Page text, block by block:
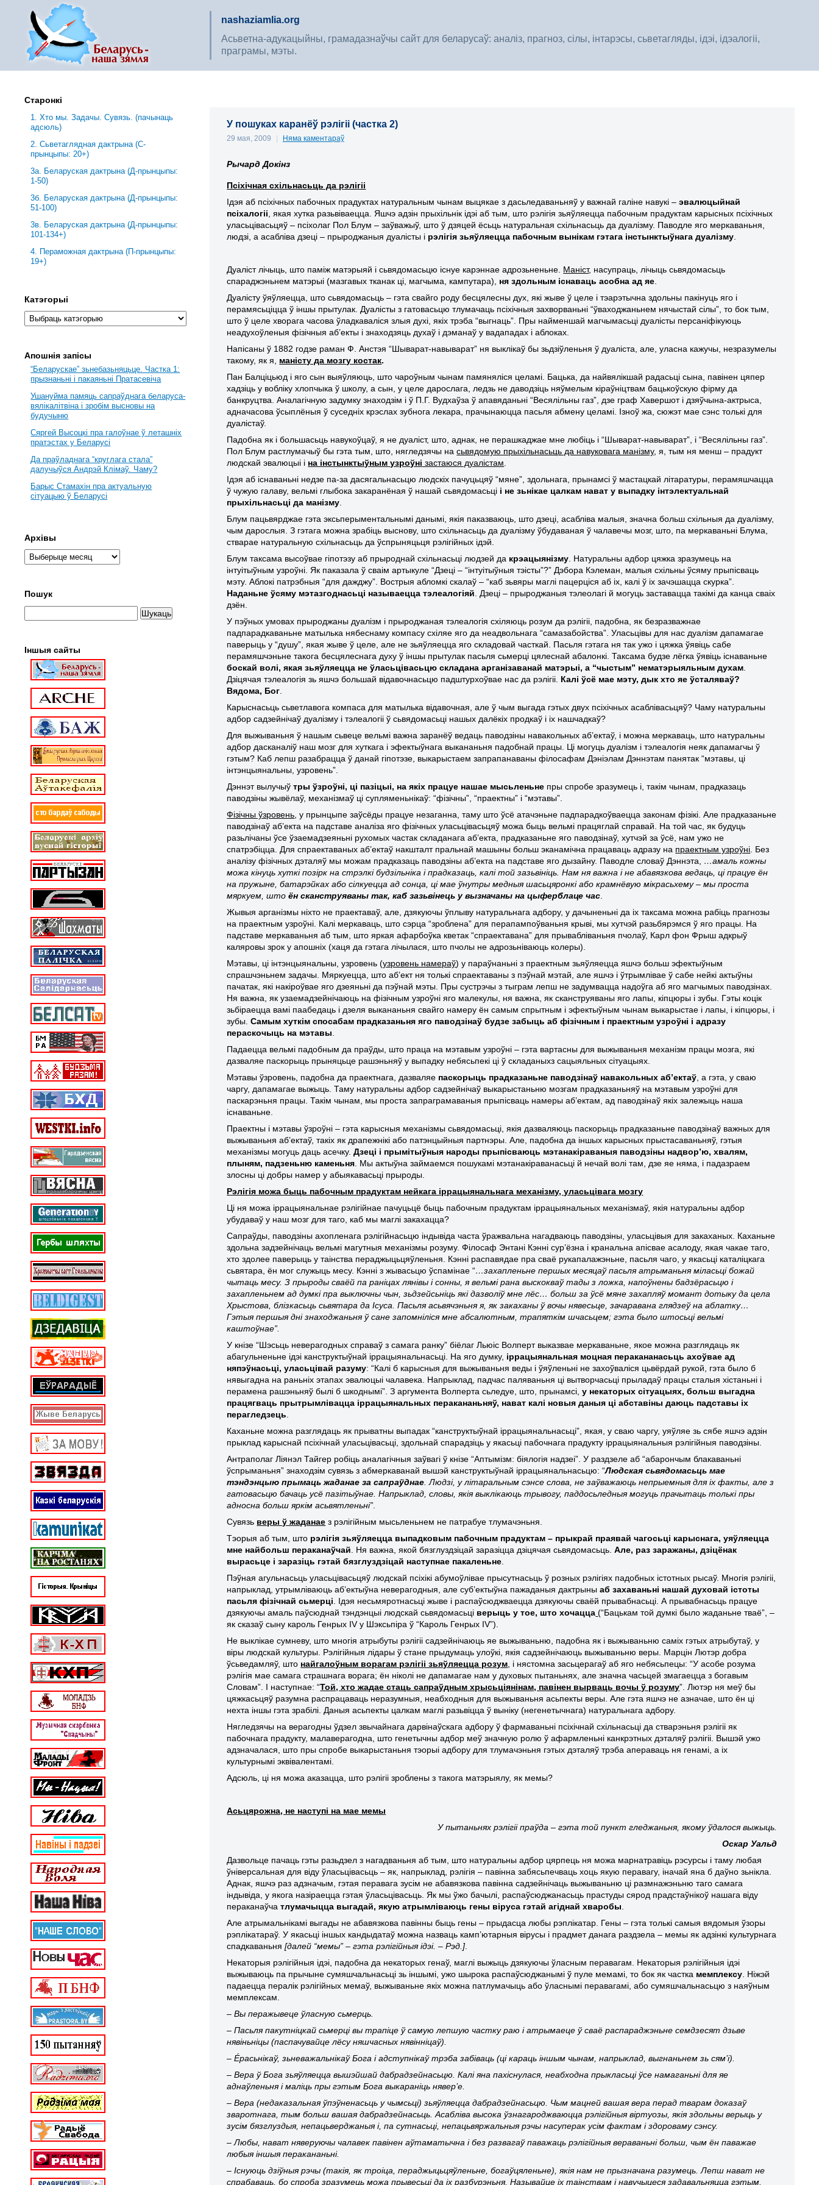
nashaziamlia.org
Асьветна-адукацыйны, грамадазнаўчы сайт для беларусаў: аналіз, прагноз, сілы, інтарэсы, сьветагляды, ідэі, ідэалогіі,
праграмы, мэты.
У пошуках каранёў рэлігіі (частка 2)
29 мая, 2009 | Няма каментараў
Рычард Докінз
Псіхічная схільнасьць да рэлігіі
Ідэя аб псіхічных пабочных прадуктах натуральным чынам выцякае з дасьледаваньняў у важнай галіне навукі –эвалюцыйнай
псіхалогіі , якая хутка разьвіваецца. Яшчэ адзін прыхільнік ідэі аб тым, што рэлігія зьяўляецца пабочным прадуктaм карысных псіхічных
уласьцівасьцяў – псіхолаг Пол Блум – заўважыў, што ў дзяцей ёсьць натуральная схільнасьць да дуалізму. Паводле яго меркаваньня,
людзі, а асабліва дзеці – прыроджаныя дуалісты і рэлігія зьяўляецца пабочным вынікам гэтага інстынктыўнага дуалізму
Дуаліст лічыць, што паміж матэрыяй і сьвядомасьцю існуе карэннае адрозьненьне. Маніст, насупраць, лічыць сьвядомасьць
спараджэньнем матэрыі (мазгавых тканак ці, магчыма, кампутара), ня здольным існаваць асобна ад яе
Дуалісту ўяўляецца, што сьвядомасьць – гэта свайго роду бесцялесны дух, які жыве ў целе і тэарэтычна здольны пакінуць яго і
перамясьціцца ў іншы прытулак. Дуалісты з гатовасьцю тлумачаць псіхічныя захворваньні “ўваходжаньнем нячыстай сілы”, то бок тым,
што ў целе хворага часова ўладкаваліся злыя духі, якіх трэба “выгнаць”. Пры найменшай магчымасьці дуалісты персаніфікуюць
неадухоўленыя фізічныя аб’екты і знаходзяць духаў і дэманаў у вадападах і аблоках.
Напісаны ў 1882 годзе раман Ф. Анстэя “Шыварат-навыварат” ня выклікаў бы зьдзіўленьня ў дуаліста, але, уласна кажучы, незразумелы
такому, як я, маністу да мозгу костак.
Пан Балціцьюд і яго сын выяўляюць, што чароўным чынам памяняліся целамі. Бацька, да найвялікшай радасьці сына, павінен цяпер
хадзіць у вобліку хлопчыка ў школу, а сын, у целе дарослага, ледзь не даводзіць няўмелым кіраўніцтвам бацькоўскую фірму да
банкруцтва. Аналагічную задумку знаходзім і ў П.Г. Вудхаўза ў апавяданьні “Весялільны газ”, дзе граф Хавершот і дзяўчына-актрыса,
адначасова ўсыплёныя ў суседніх крэслах зубнога лекара, прачынаюцца пасьля абмену целамі. Ізноў жа, сюжэт мае сэнс толькі для
дуалістаў.
Падобна як і большасьць навукоўцаў, я не дуаліст, што, аднак, не перашкаджае мне любіць і “Шыварат-навыварат”, і “Весялільны газ”.
Пол Блум растлумачыў бы гэта тым, што, нягледзячы насьвядомую прыхільнасьць да навуковага манізму, я, тым ня менш – прадукт
людскай эвалюцыі і на інстынктыўным узроўні застаюся дуалістам
Ідэя аб існаваньні недзе па-за дасягальнасьцю людскіх пачуцьцяў “мяне”, здольнага, прынамсі ў мастацкай літаратуры, перамяшчацца
ў чужую галаву, вельмі глыбока закаранёная ў нашай сьвядомасьці і не зьнікае цалкам нават у выпадку інтэлектуальнай
прыхільнасьці да манізму
Блум пацьвярджае гэта эксьперыментальнымі данымі, якія паказваюць, што дзеці, асабліва малыя, значна больш схільныя да дуалізму,
чым дарослыя. З гэтага можна зрабіць выснову, што схільнасьць да дуалізму ўбудаваная ў чалавечы мозг, што, па меркаваньні Блума,
стварае натуральную схільнасьць да ўспрыняцьця рэлігійных ідэй.
Блум таксама высоўвае гіпотэзу аб прыроднай схільнасьці людзей да крэацыянізму . Натуральны адбор цяжка зразумець на
інтуітыўным узроўні. Як паказала ў сваім артыкуле “Дзеці – “інтуітыўныя тэісты”?” Дэбора Кэлеман, малыя схільны ўсяму прыпісваць
мэту. Аблокі патрэбныя “для дажджу”. Вострыя абломкі скалаў – “каб зьвяры маглі пацерціся аб іх, калі ў іх зачэшацца скурка”.
Наданьне ўсяму мэтазгоднасьці называецца тэлеалогіяй . Дзеці – прыроджаныя тэлеолагі й могуць заставацца такімі да канца сваіх
дзён.
У пэўных умовах прыроджаны дуалізм і прыроджаная тэлеалогія схіляюць розум да рэлігіі, падобна, як безразважнае
падпарадкаваньне матылька нябеснаму компасу схіляе яго да неадвольнага “самазабойства”. Уласьцівы для нас дуалізм дапамагае
паверыць у “душу”, якая жыве ў целе, але не зьяўляецца яго складовай часткай. Пасьля гэтага ня так ужо і цяжка ўявіць сабе
перамяшчэньне такога бесцялеснага духу ў іншы прытулак пасьля сьмерці цялеснай абалонкі. Таксама будзе лёгка ўявіць існаваньне
боскай волі, якая зьяўляецца не ўласьцівасьцю складана арганізаванай матэрыі, а “чыстым” нематэрыяльным духам
Дзіцячая тэлеалогія зь яшчэ большай відавочнасьцю падштурхоўвае нас да рэлігіі. Калі ўсё мае мэту, дык хто яе ўсталяваў?
Вядома, Бог
Карыснасьць сьветлавога компаса для матылька відавочная, але ў чым выгада гэтых двух псіхічных асаблівасьцяў? Чаму натуральны
адбор садзейнічаў дуалізму і тэлеалогіі ў сьвядомасьці нашых далёкіх продкаў і іх нашчадкаў?
Для выжываньня ў нашым сьвеце вельмі важна заранёў ведаць паводзіны навакольных аб’ектаў, і можна меркаваць, што натуральны
адбор дасканаліў наш мозг для хуткага і эфектыўнага выкананьня падобнай працы. Ці могуць дуалізм і тэлеалогія неяк дапамагчы ў
гэтым? Каб лепш разабрацца ў данай гіпотэзе, выкарыстаем запрапанаваны філосафам Дэніэлам Дэннэтам панятак “мэтавы, ці
інтэнцыянальны, узровень”.
Дэннэт вылучыўтры ўзроўні, ці пазіцыі, на якіх працуе нашае мысьленьне пры спробе зразумець і, такім чынам, прадказаць
паводзіны жывёлаў, механізмаў ці супляменьнікаў: “фізічны”, “праектны” і “мэтавы”.
Фізічны ўзровень , у прынцыпе заўсёды працуе незаганна, таму што ўсё атачэньне падпарадкоўваецца законам фізікі. Але прадказаньне
паводзінаў аб’екта на падставе аналіза яго фізічных уласьцівасьцяў можа быць вельмі працяглай справай. На той час, як будуць
разьлічаны ўсе ўзаемадзеяньні рухомых частак складанага аб’екта, прадказаньне яго паводзінаў, хутчэй за ўсё, нам ужо не
спатрэбіцца. Для спраектаваных аб’ектаў накшталт пральнай машыны больш эканамічна працаваць адразу на праектным узроўні . Без
аналізу фізічных дэталяў мы можам прадказаць паводзіны аб’екта на падставе яго дызайну. Паводле словаў Дэннэта, …амаль кожны
можа кінуць хуткі позірк на стрэлкі будзільніка і прадказаць, калі той зазьвініць. Нам ня важна і не абавязкова ведаць, ці працуе ён
на пружыне, батарэйках або сілкуецца ад сонца, ці мае ўнутры медныя шасьцяронкі або крамнёвую мікрасьхему – мы проста
мяркуем, штоён сканструяваны так, каб зазьвінець у вызначаны на цыферблаце час
Жывыя арганізмы ніхто не праектаваў, але, дзякуючы ўплыву натуральнага адбору, у дачыненьні да іх таксама можна рабіць прагнозы
на праектным узроўні. Калі меркаваць, што сэрца “зроблена” для перапампоўваньня крыві, мы хутчэй разьбярэмся ў яго працы. На
падставе меркаваньня аб тым, што яркая афарбоўка кветак “спраектавана” для прывабліваньня пчолаў, Карл фон Фрыш адкрыў
каляровы зрок у апошніх (хаця да гэтага лічылася, што пчолы не адрозьніваюць колеры).
Мэтавы, ці інтэнцыянальны, узровень (узровень намераў) у параўнаньні з праектным зьяўляецца яшчэ больш эфектыўным
спрашчэньнем задачы. Мяркуецца, што аб’ект ня толькі спраектаваны з пэўнай мэтай, але яшчэ і ўтрымлівае ў сабе нейкі актыўны
пачатак, які накіроўвае яго дзеяньні да пэўнай мэты. Пры сустрэчы з тыграм лепш не задумвацца надоўга аб яго магчымых паводзінах.
Ня важна, як узаемадзейнічаюць на фізічным узроўні яго малекулы, ня важна, як сканструяваны яго лапы, кіпцюры і зубы. Гэты коцік
зьбіраецца вамі паабедаць і дзеля выкананьня свайго намеру ён самым спрытным і эфектыўным чынам выкарыстае і лапы, і кіпцюры, і
зубы.Самым хуткім спосабам прадказаньня яго паводзінаў будзе забыць аб фізічным і праектным узроўні і адразу
пераскочыць на мэтавы
Падаецца вельмі падобным да праўды, што праца на мэтавым узроўні – гэта вартасны для выжываньня механізм працы мозга, які
дазваляе паскорыць прыняцьце рашэньняў у выпадку небясьпекі ці ў складаныхз сацыяльных сітуацыях.
Мэтавы ўзровень, падобна да праектнага, дазваляе паскорыць прадказаньне паводзінаў навакольных аб’ектаў , а гэта, у сваю
чаргу, дапамагае выжыць. Таму натуральны адбор садзейнічаў выкарыстаньню мозгам прадказаньняў на мэтавым узроўні для
паскарэньня працы. Такім чынам, мы проста запраграмаваныя прыпісваць намеры аб’ектам, ад паводзінаў якіх залежыць наша
існаваньне.
Праектны і мэтавы ўзроўні – гэта карысныя механізмы сьвядомасьці, якія дазваляюць паскорыць прадказаньне паводзінаў важных для
выжываньня аб’ектаў, такіх як драпежнікі або патэнцыйныя партнэры. Але, падобна да іншых карысных прыстасаваньняў, гэтыя
механізмы могуць даць асечку.Дзеці і прымітыўныя народы прыпісваюць мэтанакіраваныя паводзіны надвор’ю, хвалям,
плыням, падзеньню каменьня . Мы актыўна займаемся пошукамі мэтанакіраванасьці й нечай волі там, дзе яе няма, і падазраем
злосны ці добры намер у абыякавасьці прыроды.
Рэлігія можа быць пабочным прадуктам нейкага іррацыянальнага механізму, уласьцівага мозгу
Ці ня можа іррацыянальнае рэлігійнае пачуцьцё быць пабочным прадуктам іррацыянальных механізмаў, якія натуральны адбор
убудаваў у наш мозг для таго, каб мы маглі закахацца?
Сапраўды, паводзіны ахопленага рэлігійнасьцю індывіда часта ўражвальна нагадваюць паводзіны, уласьцівыя для закаханых. Каханьне
здольна задзейнічаць вельмі магутныя механізмы розуму. Філосаф Энтані Кэнні сур’ёзна і кранальна апісвае асалоду, якая чакае таго,
хто здолее паверыць у таінства пераджыцьцяўленьня. Кэнні распавядае пра сваё рукапалажэньне, пасьля чаго, у якасьці каталіцкага
сьвятара, ён мог служыць месу. Кэнні з жывасьцю ўспамінае “…захапленьне першых месяцаў пасьля атрыманьня міласьці божай
чытаць месу. З прыроды сваёй па раніцах лянівы і сонны, я вельмі рана выскокваў тады з ложка, напоўнены бадзёрасьцю і
захапленьнем ад думкі пра выключны чын, зьдзейсьніць які дазволіў мне лёс… больш за ўсё мяне захапляў момант дотыку да цела
Хрыстова, блізкасьць сьвятара да Ісуса. Пасьля асьвячэньня я, як закаханы ў вочы нявесьце, зачаравана глядзеў на аблатку…
Гэтыя першыя дні знаходжаньня ў сане запомніліся мне абсалютным, трапяткім шчасьцем; гэта было штосьці вельмі
каштоўнае”.
У кнізе “Шэсьць неверагодных справаў з самага ранку” біёлаг Льюіс Волперт выказвае меркаваньне, якое можна разглядаць як
абагульненьне ідэі канструктыўнай іррацыянальнасьці. На яго думку, іррацыянальная моцная перакананасьць ахоўвае ад
няпэўнасьці, уласьцівай разуму: “Калі б карысныя для выжываньня веды і ўяўленьні не захоўваліся цьвёрдай рукой, гэта было б
нявыгадна на раньніх этапах эвалюцыі чалавека. Напрыклад, падчас паляваньня ці вытворчасьці прыладаў працы сталыя хістаньні і
перамена рашэньняў былі б шкоднымі”. З аргумента Волперта сьледуе, што, прынамсі,у некаторых сітуацыях, больш выгадна
працягваць прытрымлівацца іррацыянальных перакананьняў, нават калі новыя даныя ці абставіны даюць падставы іх
перагледзець
Каханьне можна разглядаць як прыватны выпадак “канструктыўнай іррацыянальнасьці”, якая, у сваю чаргу, уяўляе зь сябе яшчэ адзін
прыклад карыснай псіхічнай уласьцівасьці, здольнай спарадзіць у якасьці пабочнага прадукту іррацыянальныя рэлігійныя паводзіны.
Антраполаг Ліянэл Тайгер робіць аналагічныя заўвагі ў кнізе “Аптымізм: біялогія надзеі”. У раздзеле аб “абарончым блакаваньні
ўспрыманьня” знаходзім сувязь з абмеркаванай вышэй канструктыўнай іррацыянальнасьцю: “Людская сьвядомасьць мае
тэндэнцыю прымаць жаданае за сапраўднае . Людзі, у літаральным сэнсе слова, не заўважаюць непрыемныя для іх факты, але з
гатовасьцю бачаць усё пазітыўнае. Напрыклад, словы, якія выклікаюць трывогу, паддосьледныя могуць прачытаць толькі пры
адносна больш яркім асьвятленьні”
Сувязь веры ў жаданае з рэлігійным мысьленьнем не патрабуе тлумачэньня.
Тэорыя аб тым, што рэлігія зьяўляецца выпадковым пабочным прадуктам – прыкрай праявай чагосьці карыснага, уяўляецца
мне найбольш пераканаўчай . Ня важна, якой бязглуздзіцай заразіцца дзіцячая сьвядомасьць.Але, раз заражаны, дзіцёнак
вырасьце і заразіць гэтай бязглуздзіцай наступнае пакаленьне
Пэўная агульнасьць уласьцівасьцяў людскай псіхікі абумоўлівае прысутнасьць ў розных рэлігіях падобных істотных рысаў. Многія рэлігіі,
напрыклад, утрымліваюць аб’ектыўна неверагодныя, але суб’ектыўна пажаданыя дактрыныаб захаваньні нашай духовай істоты
пасьля фізічнай сьмерці . Ідэя несьмяротнасьці жыве і распаўсюджваецца дзякуючы сваёй прывабнасьці. А прывабнасьць працуе
дзякуючы амаль паўсюднай тэндэнцыі людскай сьвядомасьці верыць у тое, што хочацца (“Бацькам той думкі было жаданьне тваё”, –
як сказаў сыну кароль Генрых IVу Шэксьпіра ў “Кароль Генрых IV”).
Не выклікае сумневу, што многія атрыбуты рэлігіі садзейнічаюць яе выжываньню, падобна як і выжываньню саміх гэтых атрыбутаў, у
віры людскай культуры. Рэлігійныя лідары ў стане прыдумаць улоўкі, якія садзейнічаюць выжываньню веры. Марцін Лютэр добра
ўсьведамляў, што найгалоўным ворагам рэлігіі зьяўляецца розум , і нястомна засьцерагаў аб яго небясьпецы: “У асобе розума
рэлігія мае самага страшнага ворага; ён ніколі не дапамагае нам у духовых пытаньнях, але значна часьцей змагаецца з богавым
Словам”. І наступнае: “Той, хто жадае стаць сапраўдным хрысьціянінам, павінен вырваць вочы ў розуму”. Лютэр ня меў бы
цяжкасьцяў разумна распрацаваць неразумныя, неабходныя для выжываньня асьпекты веры. Але гэта яшчэ не азначае, што ён ці
нехта іншы гэта зрабілі. Даныя асьпекты цалкам маглі разьвіцца ў выніку (негенетычнага) натуральнага адбору.
Нягледзячы на верагодны ўдзел звычайнага дарвінаўскага адбору ў фармаваньні псіхічнай схільнасьці да стварэньня рэлігіі як
пабочнага прадукту, малаверагодна, што генетычны адбор меў значную ролю ў афармленьні канкрэтных дэталяў рэлігіі. Вышэй ужо
адзначалася, што пры спробе выкарыстаньня тэорыі адбору для тлумачэньня гэтых дэталяў трэба апераваць ня генамі, а іх
культурнымі эквівалентамі.
Адсюль, ці ня можа аказацца, што рэлігіі зроблены з такога матэрыялу, як мемы?
Асьцярожна, не наступі на мае мемы
У пытаньнях рэлігіі праўда – гэта той пункт гледжаньня, якому ўдалося выжыць.
Оскар Уальд
Дазвольце пачаць гэты разьдзел з нагадваньня аб тым, што натуральны адбор цярпець ня можа марнатравіць рэсурсы і таму любая
ўніверсальная для віду ўласьцівасьць – як, напрыклад, рэлігія – павінна забясьпечваць хоць якую перавагу, іначай яна б даўно зьнікла.
Аднак, яшчэ раз адзначым, гэтая перавага зусім не абавязкова павінна садзейнічаць выжываньню ці размнажэньню таго самага
індывіда, у якога назіраецца гэтая ўласьцівасьць. Як мы ўжо бачылі, распаўсюджанасьць прастуды сярод прадстаўнікоў нашага віду
пераканаўчатлумачыцца выгадай, якую атрымліваюць гены віруса гэтай агіднай хваробы
Але атрымальнікамі выгады не абавязкова павінны быць гены – прыдасца любы рэплікатар. Гены – гэта толькі самыя вядомыя ўзоры
рэплікатараў. У якасьці іншых кандыдатаў можна назваць камп’ютарныя вірусы і прадмет данага раздзела – мемы як адзінкі культурнага
спадкаваньня[далей “мемы” – гэта рэлігійныя ідэі. – Рэд.]
Некаторыя рэлігійныя ідэі, падобна да некаторых генаў, маглі выжыць дзякуючы ўласным перавагам. Некаторыя рэлігійныя ідэі
выжываюць па прычыне сумяшчальнасьці зь іншымі, ужо шырока распаўсюджанымі ў пуле мемамі, то бок як частка мемплексу . Ніжэй
падаецца пералік рэлігійных мемаў, выжываньне якіх можна патлумачыць або ўласнымі перавагамі, або сумяшчальнасьцю з наяўным
мемплексам.
– Вы перажывеце ўласную сьмерць.
– Пасьля пакутніцкай сьмерці вы трапіце ў самую лепшую частку раю і атрымаеце ў сваё распараджэньне семдзесят дзьве
нявіньніцы (паспачувайце лёсу няшчасных нявінніцаў).
– Е́расьнікаў, зьневажальнікаў Бога і адступнікаў трэба забіваць (ці караць іншым чынам, напрыклад, выгнаньнем зь сям’і).
– Вера ў Бога зьяўляецца вышэйшай дабрадзейнасьцю. Калі яна пахіснулася, неабходна прыкласьці ўсе намаганьні для яе
аднаўленьня і маліць пры гэтым Бога выкараніць нявер’е.
– Вера (недаказальная ўпэўненасьць у чымсьці) зьяўляецца дабрадзейнасьцю. Чым мацней вашая вера перад тварам доказаў
зваротнага, тым больш вашая дабрадзейнасьць. Асабліва высока ўзнагароджваюцца рэлігійныя віртуозы, якія здольны верыць у
зусім бязглуздыя, непацьверджаныя і, па сутнасьці, непацьвяржальныя рэчы насуперак усім фактам і здороваму сэнсу.
– Любы, нават няверуючы чалавек павінен аўтаматычна і без развагаў паважаць рэлігійныя вераваньні больш, чым ён паважае
любыя іншыя перакананьні.
– Існуюць дзіўныя рэчы (такія, як троіца, пераджыцьцяўленьне, богаўцяленьне), якія нам не прызначана разумець. Лепш нават не
спрабаваць, бо спроба зразумець можа прывесьці да іх разбурэньня. Называйце іх таінствам і навучыцеся задавальняцца гэтым.
Старонкі
1. Хто мы. Задачы. Сувязь. (пачынаць
адсюль)
2. Сьветаглядная дактрына (С-
прынцыпы: 20+)
3a. Беларуская дактрына (Д-прынцыпы:
1-50)
3б. Беларуская дактрына (Д-прынцыпы:
51-100)
3в. Беларуская дактрына (Д-прынцыпы:
101-134+)
4. Пераможная дактрына (П-прынцыпы:
19+)
Катэгорыі
Апошнія запісы
“Беларускае” зьнебазьняцьце. Частка 1:
прызнаньні і пакаяньні Пратасевіча
Ушануйма памяць сапраўднага беларуса-
вялікалітвіна і зробім высновы на
будучыню
Сяргей Высоцкі пра галоўнае ў леташніх
пратэстах у Беларусі
Да праўладнага “круглага стала”
далучыўся Андрэй Клімаў. Чаму?
Барыс Стамахін пра актуальную
сітуацыю ў Беларусі
Архівы
Пошук
Іншыя сайты